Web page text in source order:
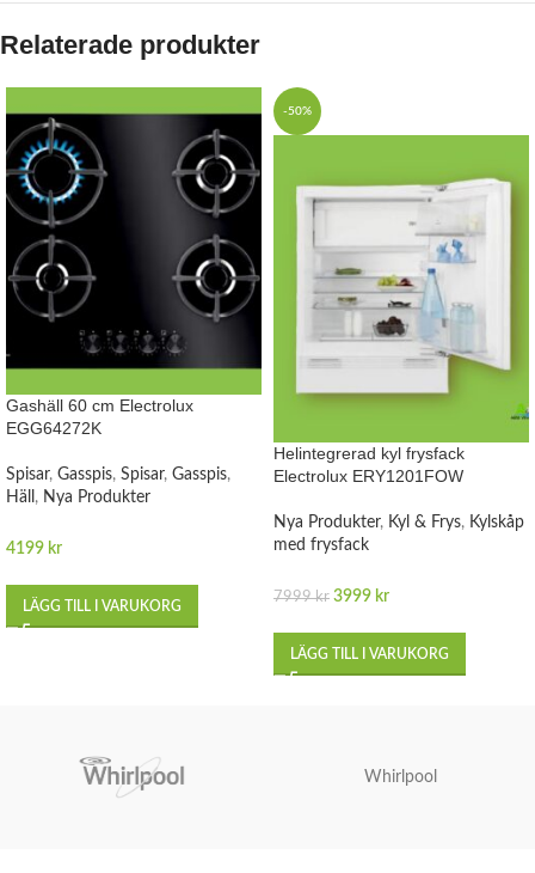
Relaterade produkter
Gashäll 60 cm Electrolux
EGG64272K
Spisar, Gasspis, Spisar, Gasspis,
Häll , Nya Produkter
4199 kr
LÄGG TILL I VARUKORG
-50%
Helintegrerad kyl frysfack
Electrolux ERY1201FOW
Nya Produkter, Kyl & Frys, Kylskåp
med frysfack
7999kr 3999 kr
LÄGG TILL I VARUKORG
Whirlpool